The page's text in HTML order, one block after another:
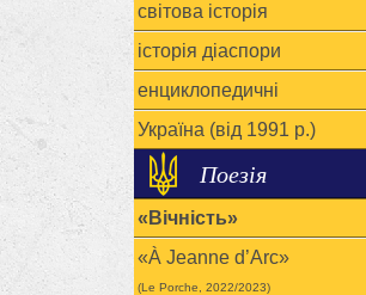
світова історія
історія діаспори
енциклопедичні
Україна (від 1991 р.)
Поезія
«Вічність»
«À Jeanne d’Arc»
(Le Porche, 2022/2023)